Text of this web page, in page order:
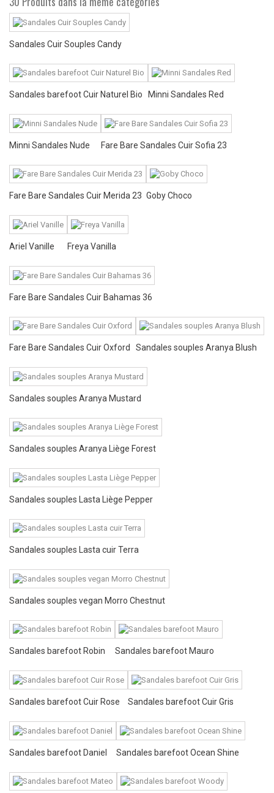
Sandales Cuir Souples Candy
Sandales barefoot Cuir Naturel Bio Minni Sandales Red
Minni Sandales Nude Fare Bare Sandales Cuir Sofia 23
Fare Bare Sandales Cuir Merida 23 Goby Choco
Ariel Vanille Freya Vanilla
Fare Bare Sandales Cuir Bahamas 36
Fare Bare Sandales Cuir Oxford Sandales souples Aranya Blush
Sandales souples Aranya Mustard
Sandales souples Aranya Liège Forest
Sandales souples Lasta Liège Pepper
Sandales souples Lasta cuir Terra
Sandales souples vegan Morro Chestnut
Sandales barefoot Robin Sandales barefoot Mauro
Sandales barefoot Cuir Rose Sandales barefoot Cuir Gris
Sandales barefoot Daniel Sandales barefoot Ocean Shine